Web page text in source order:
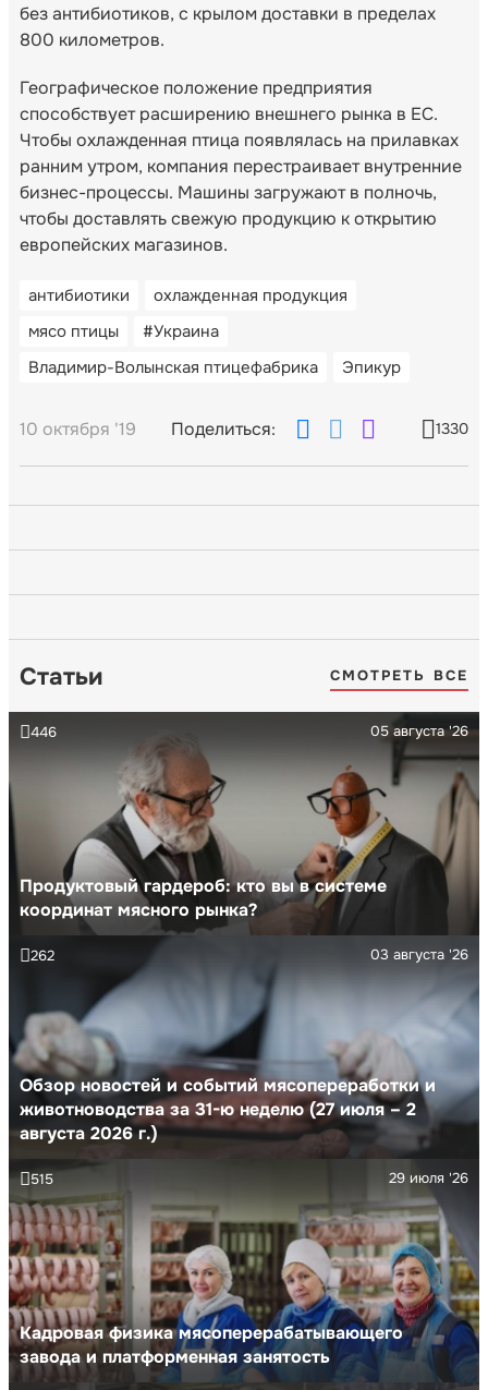
без антибиотиков, с крылом доставки в пределах
800 километров.
Географическое положение предприятия
способствует расширению внешнего рынка в ЕС.
Чтобы охлажденная птица появлялась на прилавках
ранним утром, компания перестраивает внутренние
бизнес-процессы. Машины загружают в полночь,
чтобы доставлять свежую продукцию к открытию
европейских магазинов.
антибиотики
охлажденная продукция
мясо птицы
#Украина
Владимир-Волынская птицефабрика
Эпикур
10 октября '19 Поделиться: 1330
Статьи СМОТРЕТЬ ВСЕ
Продуктовый гардероб: кто вы в системе
координат мясного рынка?
05 августа '26
446
Обзор новостей и событий мясопереработки и
животноводства за 31-ю неделю (27 июля – 2
августа 2026 г.)
03 августа '26
262
Кадровая физика мясоперерабатывающего
завода и платформенная занятость
29 июля '26
515